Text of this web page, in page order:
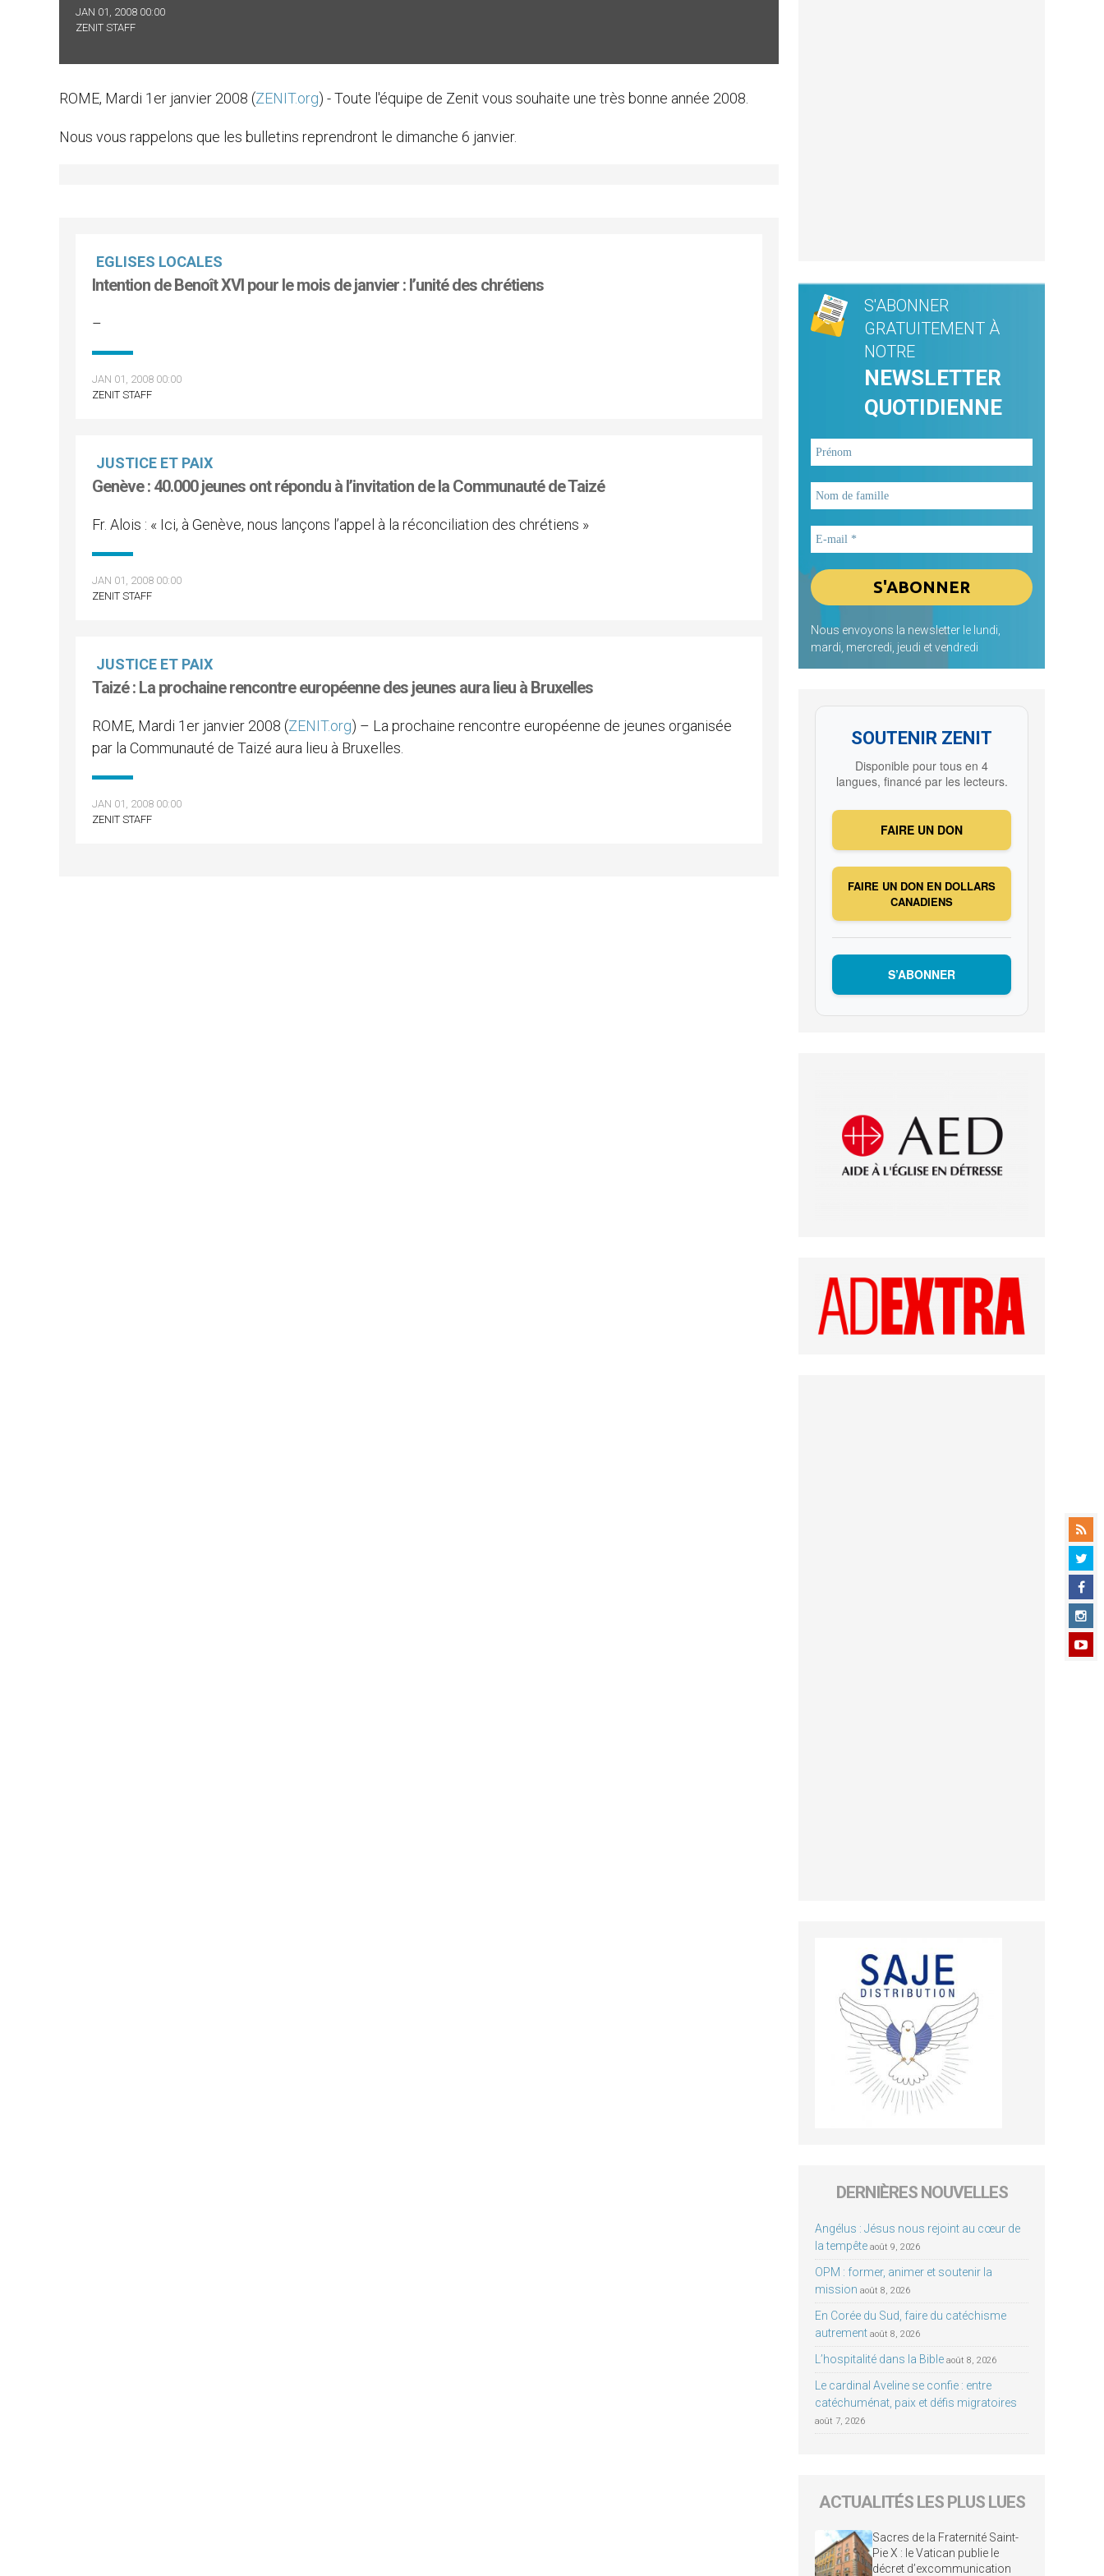
JAN 01, 2008 00:00
ZENIT STAFF
ROME, Mardi 1er janvier 2008 (ZENIT.org) - Toute l'équipe de Zenit vous souhaite une très bonne année 2008.
Nous vous rappelons que les bulletins reprendront le dimanche 6 janvier.
EGLISES LOCALES
Intention de Benoît XVI pour le mois de janvier : l’unité des chrétiens
–
JAN 01, 2008 00:00
ZENIT STAFF
JUSTICE ET PAIX
Genève : 40.000 jeunes ont répondu à l’invitation de la Communauté de Taizé
Fr. Alois : « Ici, à Genève, nous lançons l’appel à la réconciliation des chrétiens »
JAN 01, 2008 00:00
ZENIT STAFF
JUSTICE ET PAIX
Taizé : La prochaine rencontre européenne des jeunes aura lieu à Bruxelles
ROME, Mardi 1er janvier 2008 (ZENIT.org) – La prochaine rencontre européenne de jeunes organisée
par la Communauté de Taizé aura lieu à Bruxelles.
JAN 01, 2008 00:00
ZENIT STAFF
S'ABONNER
GRATUITEMENT À
NOTRE
NEWSLETTER
QUOTIDIENNE
Nous envoyons la newsletter le lundi,
mardi, mercredi, jeudi et vendredi
SOUTENIR ZENIT
Disponible pour tous en 4
langues, financé par les lecteurs.
FAIRE UN DON
FAIRE UN DON EN DOLLARS
CANADIENS
S’ABONNER
DERNIÈRES NOUVELLES
Angélus : Jésus nous rejoint au cœur de
la tempête août 9, 2026
OPM : former, animer et soutenir la
mission août 8, 2026
En Corée du Sud, faire du catéchisme
autrement août 8, 2026
L’hospitalité dans la Bible août 8, 2026
Le cardinal Aveline se confie : entre
catéchuménat, paix et défis migratoires
août 7, 2026
ACTUALITÉS LES PLUS LUES
Sacres de la Fraternité Saint-
Pie X : le Vatican publie le
décret d’excommunication